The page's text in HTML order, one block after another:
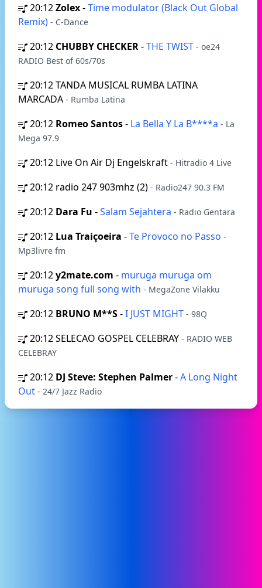
20:12Zolex-Time modulator (Black Out Global
Remix) - C-Dance
20:12 CHUBBY CHECKER-THE TWIST - oe24
RADIO Best of 60s/70s
20:12TANDA MUSICAL RUMBA LATINA
MARCADA - Rumba Latina
20:12 Romeo Santos- La Bella Y La B****a - La
Mega 97.9
20:12 Live On Air Dj Engelskraft - Hitradio 4 Live
20:12 radio 247 903mhz (2) - Radio247 90.3 FM
20:12 Dara Fu -Salam Sejahtera - Radio Gentara
20:12 Lua Traiçoeira -Te Provoco no Passo -
Mp3livre fm
20:12y2mate.com - muruga muruga om
muruga song full song with - MegaZone Vilakku
20:12 BRUNO M**S-I JUST MIGHT - 98Q
20:12SELECAO GOSPEL CELEBRAY - RADIO WEB
CELEBRAY
20:12 DJ Steve: Stephen Palmer-A Long Night
Out - 24/7 Jazz Radio